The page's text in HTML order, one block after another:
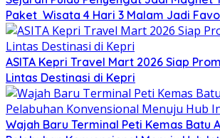
Paket Wisata 4 Hari 3 Malam Jadi
ASITA Kepri Travel Mart 2026 Siap
Lintas Destinasi di Kepri
Wajah Baru Terminal Peti Kemas Batu